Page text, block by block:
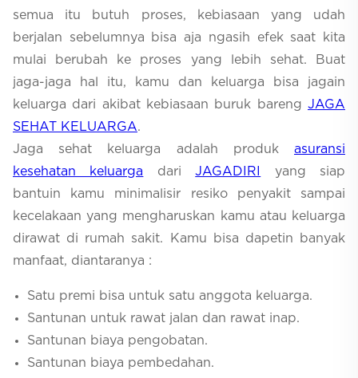
semua itu butuh proses, kebiasaan yang udah
berjalan sebelumnya bisa aja ngasih efek saat kita
mulai berubah ke proses yang lebih sehat. Buat
jaga-jaga hal itu, kamu dan keluarga bisa jagain
keluarga dari akibat kebiasaan buruk bareng JAGA
SEHAT KELUARGA.
Jaga sehat keluarga adalah produk asuransi
kesehatan keluarga dariJAGADIRI
yang siap
bantuin kamu minimalisir resiko penyakit sampai
kecelakaan yang mengharuskan kamu atau keluarga
dirawat di rumah sakit. Kamu bisa dapetin banyak
manfaat, diantaranya :
Satu premi bisa untuk satu anggota keluarga.
Santunan untuk rawat jalan dan rawat inap.
Santunan biaya pengobatan.
Santunan biaya pembedahan.